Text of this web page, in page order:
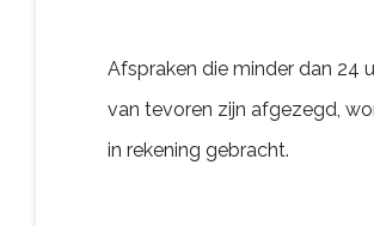
Afspraken die minder dan 24
van tevoren zijn afgezegd,
in rekening gebracht.